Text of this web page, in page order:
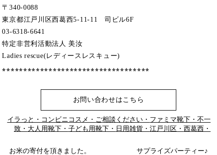
〒340-0088
東京都江戸川区西葛西5-11-11 司ビル6F
03-6318-6641
特定非営利活動法人 美汝
Ladies rescue(レディースレスキュー)
⁎⁎⁎⁎⁎⁎⁎⁎⁎⁎⁎⁎⁎⁎⁎⁎⁎⁎⁎⁎⁎⁎⁎⁎⁎⁎⁎⁎⁎⁎⁎⁎⁎⁎⁎
お問い合わせはこちら
イラっと・ コンビニコスメ・ ご相談ください・ ファミマ靴下・ 不一
致・ 大人用靴下・ 子ども用靴下・ 日用雑貨・ 江戸川区・ 西葛西・
お米の寄付を頂きました。 サプライズパーティー♪